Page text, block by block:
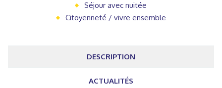
Séjour avec nuitée
Citoyenneté / vivre ensemble
DESCRIPTION
ACTUALITÉS